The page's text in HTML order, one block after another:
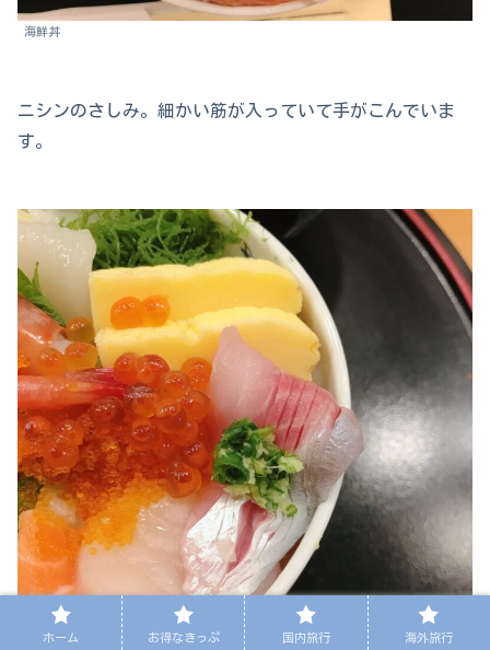
海鮮丼
ニシンのさしみ。細かい筋が入っていて手がこんでいま
す。
ホーム お得なきっぷ 国内旅行 海外旅行